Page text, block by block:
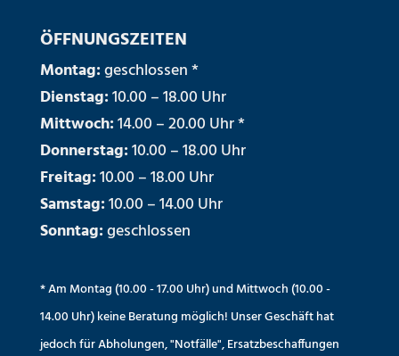
ÖFFNUNGSZEITEN
Montag:geschlossen *
Dienstag:10.00 – 18.00 Uhr
Mittwoch:14.00 – 20.00 Uhr *
Donnerstag:10.00 – 18.00 Uhr
Freitag:10.00 – 18.00 Uhr
Samstag:10.00 – 14.00 Uhr
Sonntag:geschlossen
* Am Montag (10.00 - 17.00 Uhr) und Mittwoch (10.00 -
14.00 Uhr) keine Beratung möglich! Unser Geschäft hat
jedoch für Abholungen, "Notfälle", Ersatzbeschaffungen